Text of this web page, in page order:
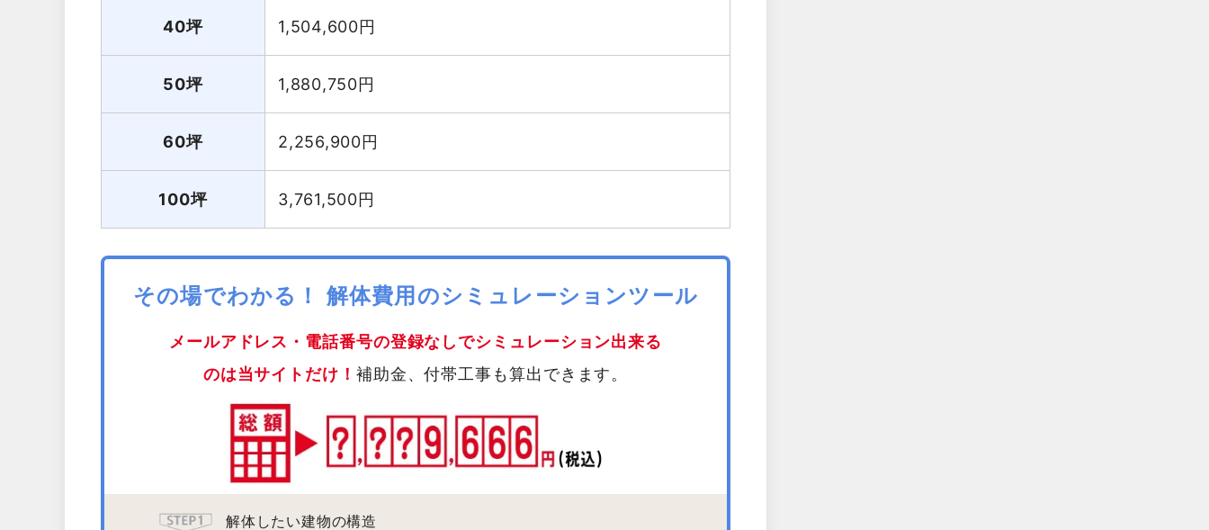
40坪 1,504,600円
50坪 1,880,750円
60坪 2,256,900円
100坪 3,761,500円
その場でわかる！ 解体費用のシミュレーションツール
メールアドレス・電話番号の登録なしでシミュレーション出来る
のは当サイトだけ！ 補助金、付帯工事も算出できます。
解体したい建物の構造